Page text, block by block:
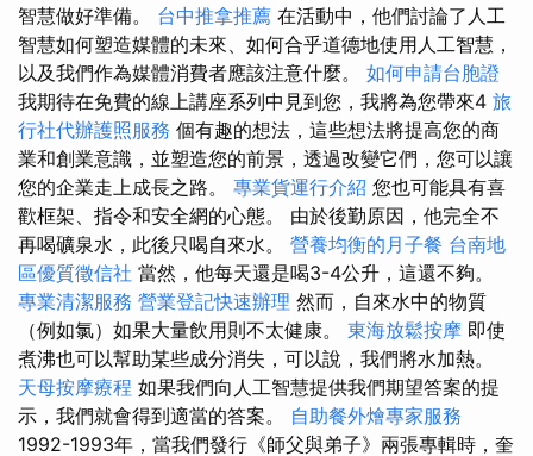
智慧做好準備。 台中推拿推薦 在活動中，他們討論了人工
智慧如何塑造媒體的未來、如何合乎道德地使用人工智慧，
以及我們作為媒體消費者應該注意什麼。 如何申請台胞證
我期待在免費的線上講座系列中見到您，我將為您帶來4 旅
行社代辦護照服務 個有趣的想法，這些想法將提高您的商
業和創業意識，並塑造您的前景，透過改變它們，您可以讓
您的企業走上成長之路。 專業貨運行介紹 您也可能具有喜
歡框架、指令和安全網的心態。 由於後勤原因，他完全不
再喝礦泉水，此後只喝自來水。 營養均衡的月子餐 台南地
區優質徵信社 當然，他每天還是喝3-4公升，這還不夠。
專業清潔服務 營業登記快速辦理 然而，自來水中的物質
（例如氯）如果大量飲用則不太健康。 東海放鬆按摩 即使
煮沸也可以幫助某些成分消失，可以說，我們將水加熱。
天母按摩療程 如果我們向人工智慧提供我們期望答案的提
示，我們就會得到適當的答案。 自助餐外燴專家服務
1992-1993年，當我們發行《師父與弟子》兩張專輯時，奎